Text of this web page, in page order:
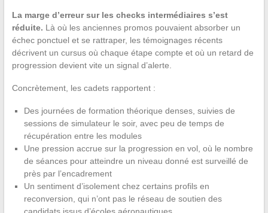
La marge d’erreur sur les checks intermédiaires s’est
réduite. Là où les anciennes promos pouvaient absorber un
échec ponctuel et se rattraper, les témoignages récents
décrivent un cursus où chaque étape compte et où un retard de
progression devient vite un signal d’alerte.
Concrètement, les cadets rapportent :
Des journées de formation théorique denses, suivies de
sessions de simulateur le soir, avec peu de temps de
récupération entre les modules
Une pression accrue sur la progression en vol, où le nombre
de séances pour atteindre un niveau donné est surveillé de
près par l’encadrement
Un sentiment d’isolement chez certains profils en
reconversion, qui n’ont pas le réseau de soutien des